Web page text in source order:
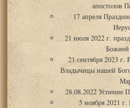
апостолов
17 апреля
21 июля 2022 г.
21 сентября 2023 г.
Владычицы нашей
28.08.2022 Успение
5 ноября 2021